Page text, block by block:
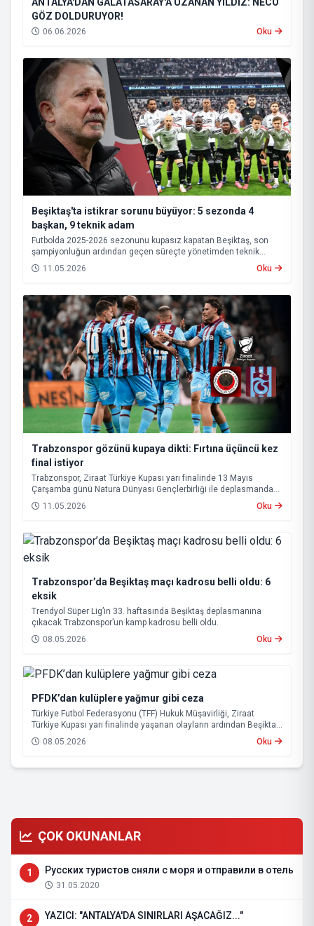
GÖZ DOLDURUYOR!
06.06.2026 Oku
Beşiktaş'ta istikrar sorunu büyüyor: 5 sezonda 4
başkan, 9 teknik adam
Futbolda 2025-2026 sezonunu kupasız kapatan Beşiktaş, son
şampiyonluğun ardından geçen süreçte yönetimden teknik
heyete, oyuncu kadrosundan saha sonuçlarına kadar birçok
alanda istikrarsız bir görüntü sergiledi.
11.05.2026 Oku
Trabzonspor gözünü kupaya dikti: Fırtına üçüncü kez
final istiyor
Trabzonspor, Ziraat Türkiye Kupası yarı finalinde 13 Mayıs
Çarşamba günü Natura Dünyası Gençlerbirliği ile deplasmanda
karşı karşıya gelecek.
11.05.2026 Oku
Trabzonspor’da Beşiktaş maçı kadrosu belli oldu: 6
eksik
Trendyol Süper Lig’in 33. haftasında Beşiktaş deplasmanına
çıkacak Trabzonspor’un kamp kadrosu belli oldu.
08.05.2026
Oku
PFDK’dan kulüplere yağmur gibi ceza
Türkiye Futbol Federasyonu (TFF) Hukuk Müşavirliği, Ziraat
Türkiye Kupası yarı finalinde yaşanan olayların ardından Beşiktaş
ve Tümosan Konyaspor’u Profesyonel Futbol Disiplin Kurulu’na
(PFDK) sevk etti.
08.05.2026 Oku
ÇOK OKUNANLAR
1 Русских туристов сняли с моря и отправили в отель
31.05.2020
2 YAZICI: "ANTALYA'DA SINIRLARI AŞACAĞIZ..."